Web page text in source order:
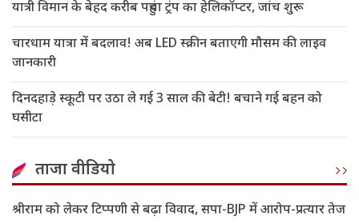
यात्री विमान के बेहद करीब पहुंचा ट्रंप का हेलिकॉप्टर, जांच शुरू
चारधाम यात्रा में बदलाव! अब LED स्क्रीन बताएगी मौसम की लाइव
जानकारी
दिनदहाड़े स्कूटी पर उठा ले गई 3 साल की बेटी! बचाने गई बहन को
घसीटा
ताजा वीडियो
श्रीराम को लेकर टिप्पणी से बढ़ा विवाद, सपा-BJP में आरोप-प्रत्यार तेज